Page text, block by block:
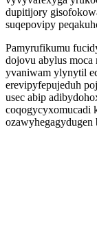
dupitijory
suqepovipy
Pamyrufikumu
dojovu abylus moca
yvaniwam ylynytil
erevipyfepujeduh
usec abip
coqogycyxomucadi
ozawyhegagydugen